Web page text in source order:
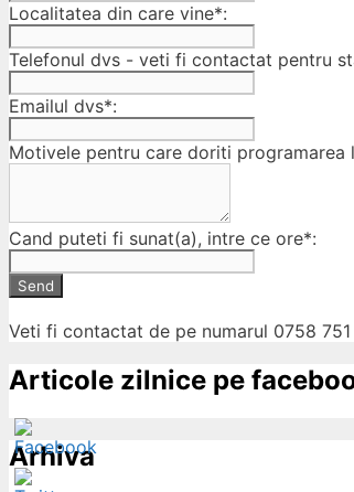
Localitatea din care vine*:
Telefonul dvs - veti fi contactat pentru
Emailul dvs*:
Motivele pentru care doriti programarea
Cand puteti fi sunat(a), intre ce ore*:
Send
Veti fi contactat de pe numarul 0758
Articole zilnice pe
Arhiva